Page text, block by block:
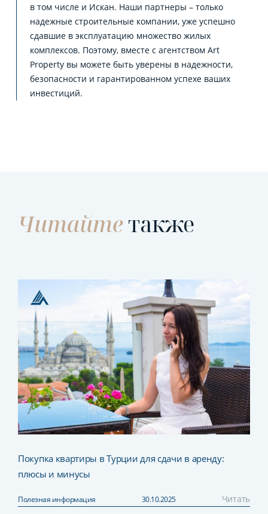
в том числе и Искан. Наши партнеры – только
надежные строительные компании, уже успешно
сдавшие в эксплуатацию множество жилых
комплексов. Поэтому, вместе с агентством Art
Property вы можете быть уверены в надежности,
безопасности и гарантированном успехе ваших
инвестиций.
Читайтетакже
Покупка квартиры в Турции для сдачи в аренду:
плюсы и минусы
Полезная информация 30.10.2025 Читать